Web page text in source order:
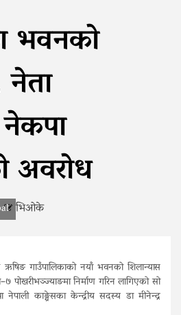
भवनको
अवरोध
भिओके
गाउँपालिकाको नयाँ भवनको शिलान्यास
पोखरीभञ्ज्याङमा निर्माण गरिन लागिएको सो
काङ्ग्रेसका केन्द्रीय सदस्य डा मीनेन्द्र